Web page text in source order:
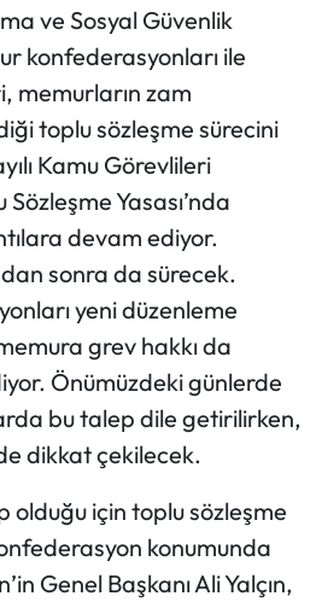
ve Sosyal Güvenlik
konfederasyonları ile
memurların zam
toplu sözleşme sürecini
Kamu Görevlileri
Yasası’nda
devam ediyor.
sonra da sürecek.
yeni düzenleme
grev hakkı da
Önümüzdeki günlerde
bu talep dile getirilirken,
dikkat çekilecek.
olduğu için toplu sözleşme
konumunda
Genel Başkanı Ali Yalçın,